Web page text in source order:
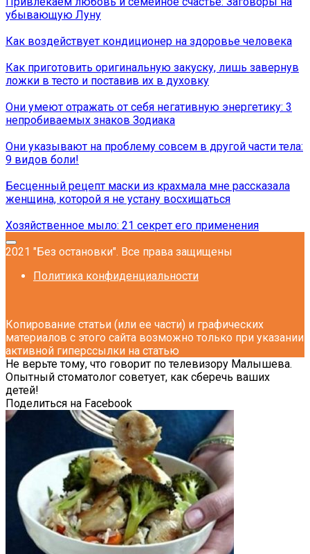
убывающую Луну
Как воздействует кондиционер на здоровье человека
Как приготовить оригинальную закуску, лишь завернув
ложки в тесто и поставив их в духовку
Они умеют отражать от себя негативную энергетику: 3
непробиваемых знаков Зодиака
Они указывают на проблему совсем в другой части тела:
9 видов боли!
Бесценный рецепт маски из крахмала мне рассказала
женщина, которой я не устану восхищаться
Хозяйственное мыло: 21 секрет его применения
2021 "Без остановки". Все права защищены
Политика конфиденциальности
Копирование статьи (или ее части) и графических
материалов с этого сайта возможно только при указании
активной гиперссылки на статью
Не верьте тому, что говорит по телевизору Малышева.
Опытный стоматолог советует, как сберечь ваших
детей!
Поделиться на Facebook